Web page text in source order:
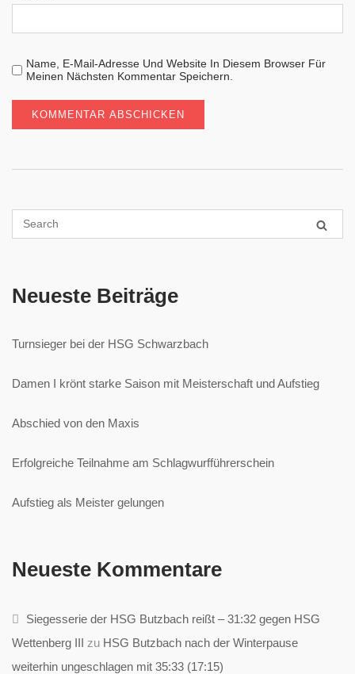
Name, E-Mail-Adresse Und Website In Diesem Browser Für
Meinen Nächsten Kommentar Speichern.
Neueste Beiträge
Turnsieger bei der HSG Schwarzbach
Damen I krönt starke Saison mit Meisterschaft und Aufstieg
Abschied von den Maxis
Erfolgreiche Teilnahme am Schlagwurfführerschein
Aufstieg als Meister gelungen
Neueste Kommentare
Siegesserie der HSG Butzbach reißt – 31:32 gegen HSG
Wettenberg III zu HSG Butzbach nach der Winterpause
weiterhin ungeschlagen mit 35:33 (17:15)